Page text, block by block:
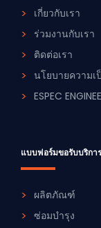
เกี่ยวกับเรา
ร่วมงานกับเรา
ติดต่อเรา
นโยบายความ
ESPEC
แบบฟอร์มขอรับบริการ
ผลิตภัณฑ์
ซ่อมบำรุง